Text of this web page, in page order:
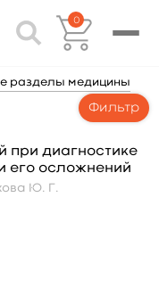
0
разделы медицины
Фильтр
при диагностике
его осложнений
Ю. Г.